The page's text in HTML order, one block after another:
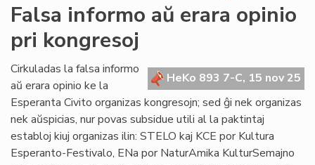
Konsulino
Parlamenton
al
Milano
Falsa informo aŭ erara opinio
pri kongresoj
HeKo 893 7-C, 15 nov 25
Cirkuladas la falsa informo
aŭ erara opinio ke la
Esperanta Civito organizas kongresojn; sed ĝi nek organizas
nek aŭspicias, nur povas subsidue utili al la paktintaj
establoj kiuj organizas ilin: STELO kaj KCE por Kultura
Esperanto-Festivalo, ENa por NaturAmika KulturSemajno